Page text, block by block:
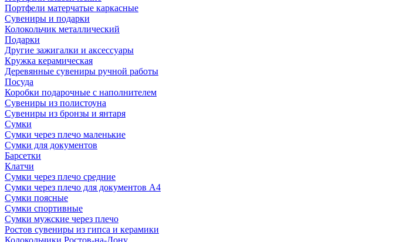
Портфели матерчатые каркасные
Сувениры и подарки
Колокольчик металлический
Подарки
Другие зажигалки и аксессуары
Кружка керамическая
Деревянные сувениры ручной работы
Посуда
Коробки подарочные с наполнителем
Сувениры из полистоуна
Сувениры из бронзы и янтаря
Сумки
Сумки через плечо маленькие
Сумки для документов
Барсетки
Клатчи
Сумки через плечо средние
Сумки через плечо для документов А4
Сумки поясные
Сумки спортивные
Сумки мужские через плечо
Ростов сувениры из гипса и керамики
Колокольчики Ростов-на-Дону